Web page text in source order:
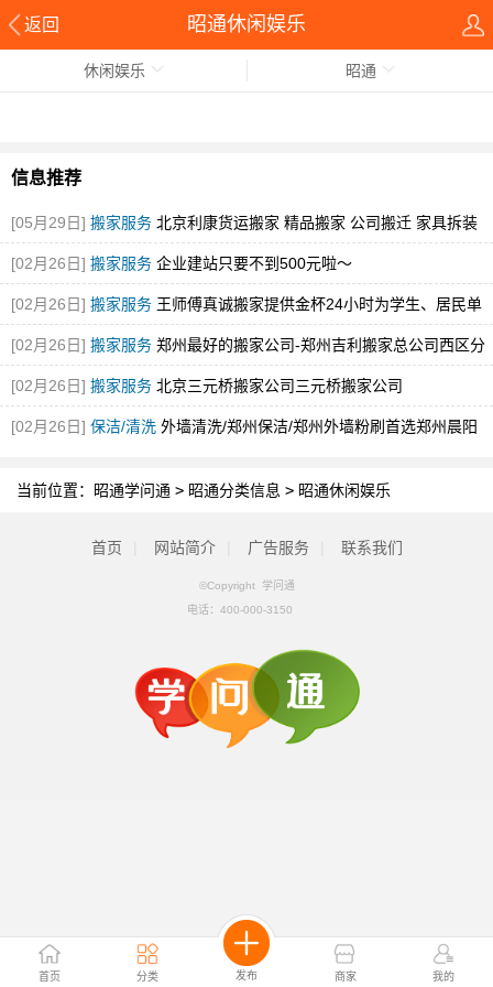
返回 昭通休闲娱乐
首页 分类 发布 商家 我的
休闲娱乐 昭通
信息推荐
[05月29日] 搬家服务 北京利康货运搬家 精品搬家 公司搬迁 家具拆装
[图]
[02月26日] 搬家服务 企业建站只要不到500元啦～
[02月26日] 搬家服务 王师傅真诚搬家提供金杯24小时为学生、居民单
身贵族[图]
[02月26日] 搬家服务 郑州最好的搬家公司-郑州吉利搬家总公司西区分
公司[图]
[02月26日] 搬家服务 北京三元桥搬家公司三元桥搬家公司
[02月26日] 保洁/清洗 外墙清洗/郑州保洁/郑州外墙粉刷首选郑州晨阳
当前位置： 昭通学问通 > 昭通分类信息 > 昭通休闲娱乐
首页 网站简介 广告服务 联系我们
©Copyright 学问通
电话： 400-000-3150